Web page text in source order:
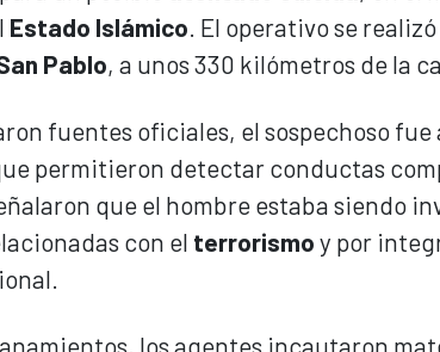
Estado Islámico. El operativo se
Pablo, a unos 330 kilómetros de la
fuentes oficiales, el sospechoso
permitieron detectar conductas
que el hombre estaba siendo
con el terrorismo y por
los agentes incautaron